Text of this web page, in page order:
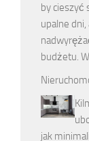
by cieszyć
upalne
budżetu.
jak